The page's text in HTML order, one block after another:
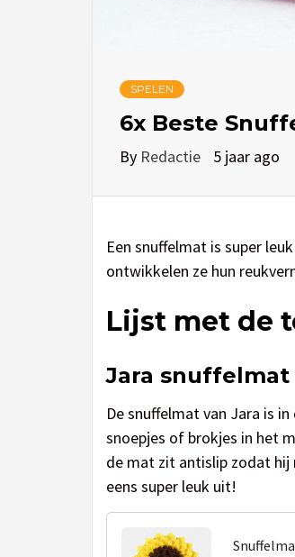
SPELEN
6x Beste
By Redactie 5 jaar ago
Een snuffelmat is super
ontwikkelen ze hun
Lijst met de
Jara snuffelmat
De snuffelmat van Jara is
snoepjes of brokjes in het
de mat zit antislip zodat hij
eens super leuk uit!